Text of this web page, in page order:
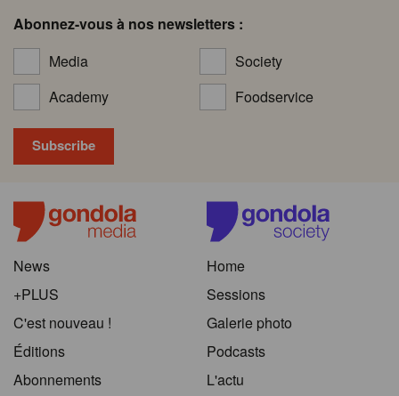
Abonnez-vous à nos newsletters :
Media
Society
Academy
Foodservice
News
+PLUS
C'est nouveau !
Éditions
Abonnements
Home
Sessions
Galerie photo
Podcasts
L'actu